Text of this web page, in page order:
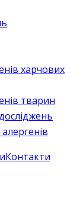
харчових
тварин
Контакти